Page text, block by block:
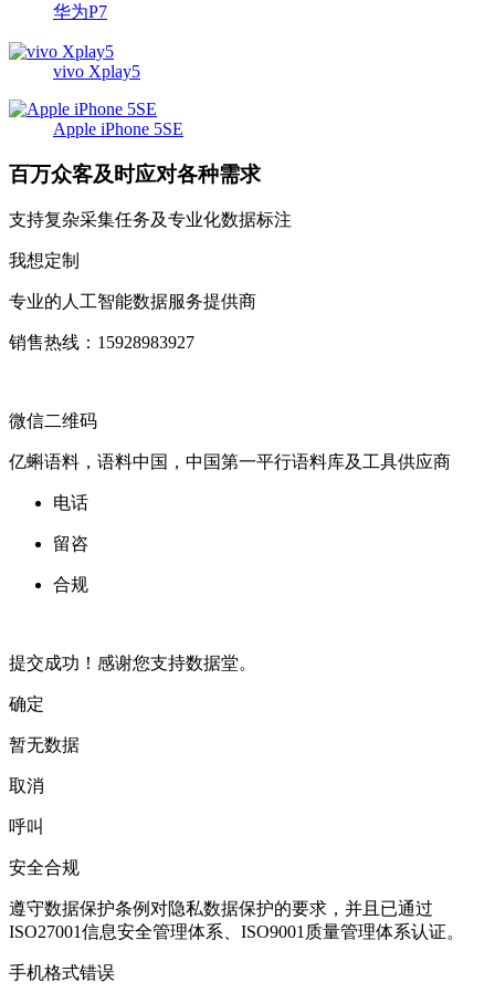
华为P7
vivo Xplay5
Apple iPhone 5SE
百万众客及时应对各种需求
支持复杂采集任务及专业化数据标注
我想定制
专业的人工智能数据服务提供商
销售热线：15928983927
微信二维码
亿蝌语料，语料中国，中国第一平行语料库及工具供应商
电话
留咨
合规
提交成功！感谢您支持数据堂。
确定
暂无数据
取消
呼叫
安全合规
遵守数据保护条例对隐私数据保护的要求，并且已通过
ISO27001信息安全管理体系、ISO9001质量管理体系认证。
手机格式错误